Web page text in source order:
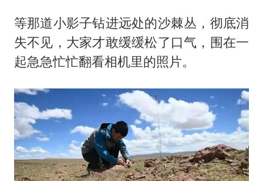
等那道小影子钻进远处的沙棘丛，彻底消
失不见，大家才敢缓缓松了口气，围在一
起急急忙忙翻看相机里的照片。